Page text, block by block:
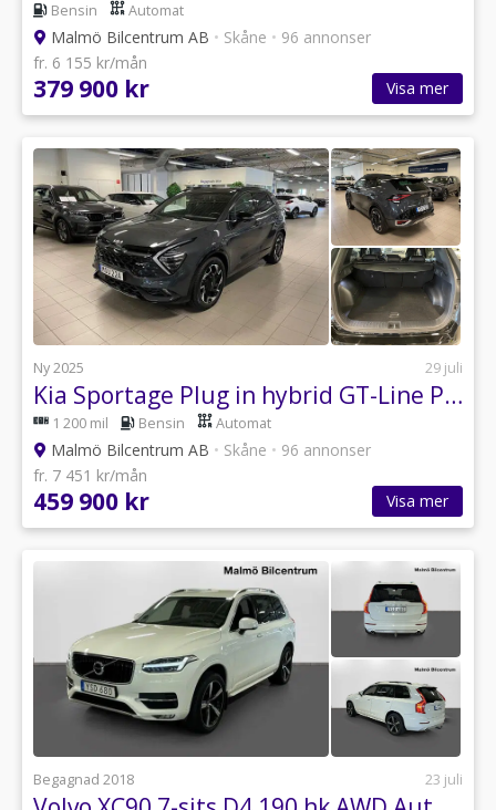
Bensin Automat
Malmö Bilcentrum AB • Skåne • 96 annonser
fr. 6 155 kr/mån
379 900 kr Visa mer
Ny 2025 29 juli
Kia Sportage Plug in hybrid GT-Line Panorama AWD 252hk
1 200 mil Bensin Automat
Malmö Bilcentrum AB • Skåne • 96 annonser
fr. 7 451 kr/mån
459 900 kr Visa mer
Begagnad 2018 23 juli